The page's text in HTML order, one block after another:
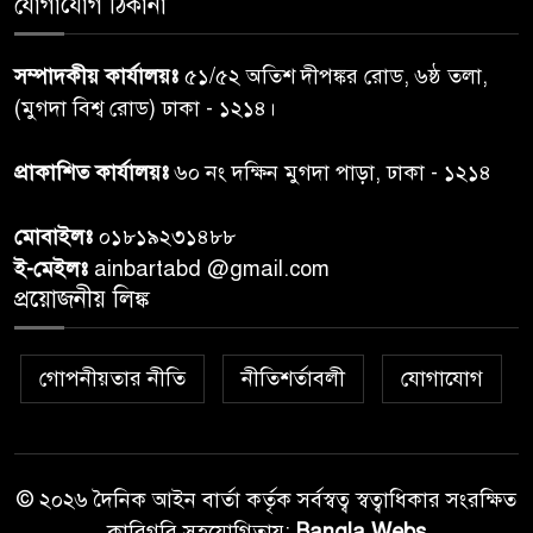
তদন্ত শেষ পর্যায়ে, দ্রুত চার্জশিট
৭
রাতের মধ্যে ঢাকাসহ ১০ অঞ্চলে
ঝড়বৃষ্টির পূর্বাভাস
৮
প্রধানমন্ত্রীর সঙ্গে দেখা করে স্বপ্নপূরণ
উপহার
২০ আগস্ট রাষ্ট্রপতি নির্বাচন,
১০
সম্পাদকীয় কার্যালয়ঃ ৫১/৫২ অতিশ দীপঙ্কর রোড, ৬ষ্ঠ তলা,
(মুগদা বিশ্ব রোড) ঢাকা - ১২১৪।
প্রাকাশিত কার্যালয়ঃ৬০ নং দক্ষিন মুগদা পাড়া, ঢাকা - ১২১৪
মোবাইলঃ ০১৮১৯২৩১৪৮৮
ই-মেইলঃ ainbartabd @gmail.com
প্রয়োজনীয় লিঙ্ক
গোপনীয়তার নীতি নীতিশর্তাবলী যোগাযোগ
© ২০২৬ দৈনিক আইন বার্তা কর্তৃক সর্বস্বত্ব স্বত্বাধিকার সংরক্ষিত